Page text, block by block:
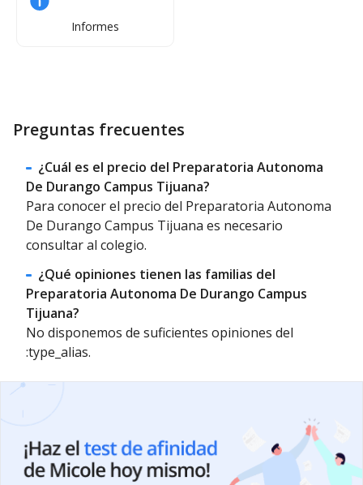
Informes
Preguntas frecuentes
¿Cuál es el precio del Preparatoria Autonoma
De Durango Campus Tijuana?
Para conocer el precio del Preparatoria Autonoma
De Durango Campus Tijuana es necesario
consultar al colegio.
¿Qué opiniones tienen las familias del
Preparatoria Autonoma De Durango Campus
Tijuana?
No disponemos de suficientes opiniones del
:type_alias.